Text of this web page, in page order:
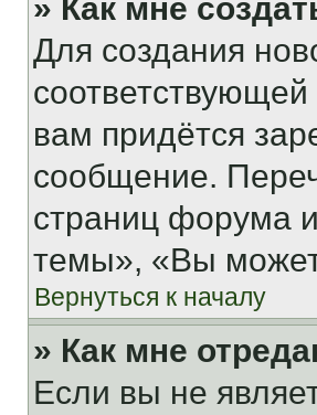
» Как мне
Для создания
вам придётся
сообщение.
страниц форума
темы», «Вы
Вернуться к началу
» Как мне
Если вы не